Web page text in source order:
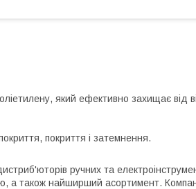
який ефективно захищає від
покриття і затемнення.
ручних та
а також найширший асортимент.